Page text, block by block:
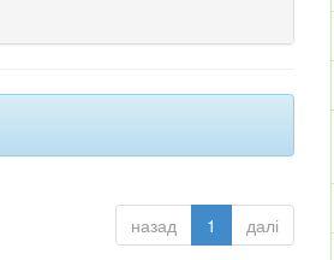
назад 1 далі